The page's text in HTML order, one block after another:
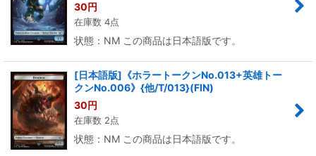
30円
在庫数 4点
状態：NM この商品は日本語版です。
[日本語版]《ホラートークンNo.013+英雄トー
クンNo.006》{他/T/013}(FIN)
30円
在庫数 2点
状態：NM この商品は日本語版です。